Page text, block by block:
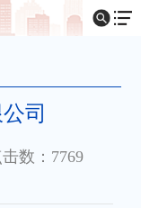
司
击数：7769